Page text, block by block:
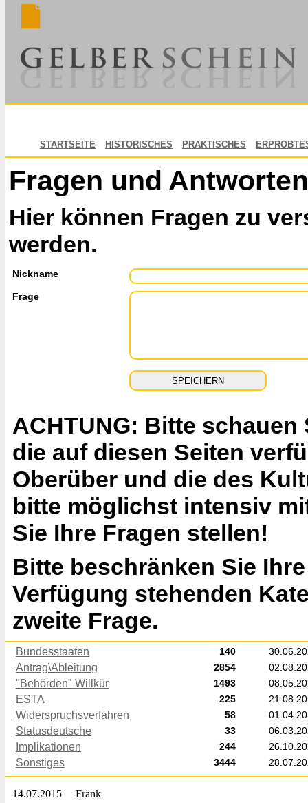
STARTSEITE HISTORISCHES PRAKTISCHES
Fragen und Antworten
Hier können Fragen zu
werden.
Nickname
Frage
ACHTUNG: Bitte
die auf diesen Seiten
Oberüber und die des
bitte möglichst intensiv
Sie Ihre Fragen stellen!
Bitte beschränken Sie
Verfügung stehenden
zweite Frage.
Bundesstaaten 140
Antrag\Ableitung 2854
"Behörden" Willkür 1493
ESTA 225
Widerspruchsverfahren 58
Statusdeutsche 33
Implikationen 244
Sonstiges 3444
14.07.2015 Fränk